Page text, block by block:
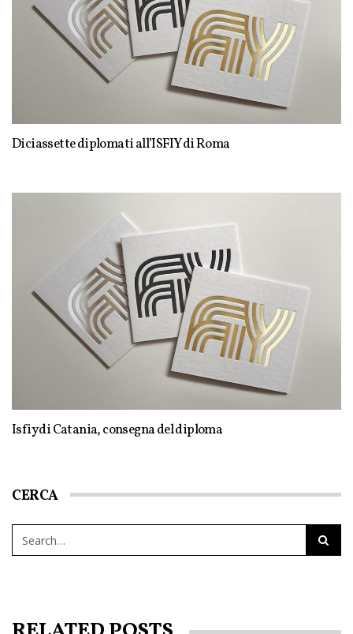
Diciassette diplomati all’ISFIY di Roma
Isfiy di Catania, consegna del diploma
CERCA